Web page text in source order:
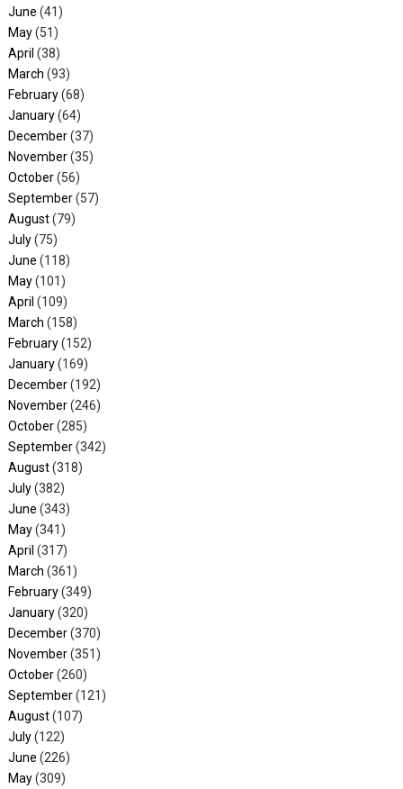
June (41)
May(51)
April (38)
March (93)
February(68)
January(64)
December(37)
November(35)
October(56)
September(57)
August(79)
July(75)
June (118)
May(101)
April (109)
March (158)
February(152)
January(169)
December(192)
November(246)
October(285)
September(342)
August(318)
July(382)
June (343)
May(341)
April (317)
March (361)
February(349)
January(320)
December(370)
November(351)
October(260)
September(121)
August(107)
July(122)
June (226)
May(309)